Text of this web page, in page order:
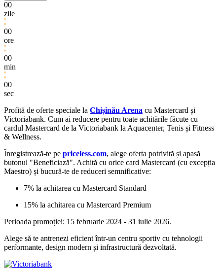
00
zile
00
ore
00
min
00
sec
Profită de oferte speciale la Chișinău Arena cu Mastercard și
Victoriabank. Cum ai reducere pentru toate achitările făcute cu
cardul Mastercard de la Victoriabank la Aquacenter, Tenis și Fitness
& Wellness.
Înregistrează-te pe priceless.com, alege oferta potrivită și apasă
butonul "Beneficiază". Achită cu orice card Mastercard (cu excepția
Maestro) și bucură-te de reduceri semnificative:
7% la achitarea cu Mastercard Standard
15% la achitarea cu Mastercard Premium
Perioada promoției: 15 februarie 2024 - 31 iulie 2026.
Alege să te antrenezi eficient într-un centru sportiv cu tehnologii
performante, design modern și infrastructură dezvoltată.